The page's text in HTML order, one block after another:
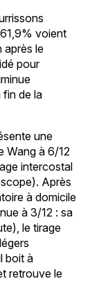
voient
après le
pour
fin de la
une
Wang à 6/12
intercostal
Après
à domicile
à 3/12 : sa
le tirage
boit à
retrouve le